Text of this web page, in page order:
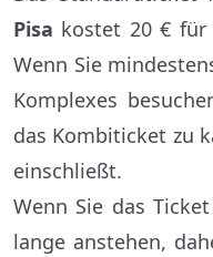
Pisa kostet 20 € für
Wenn Sie
Komplexes
das Kombiticket zu
einschließt.
Wenn Sie das
lange anstehen,